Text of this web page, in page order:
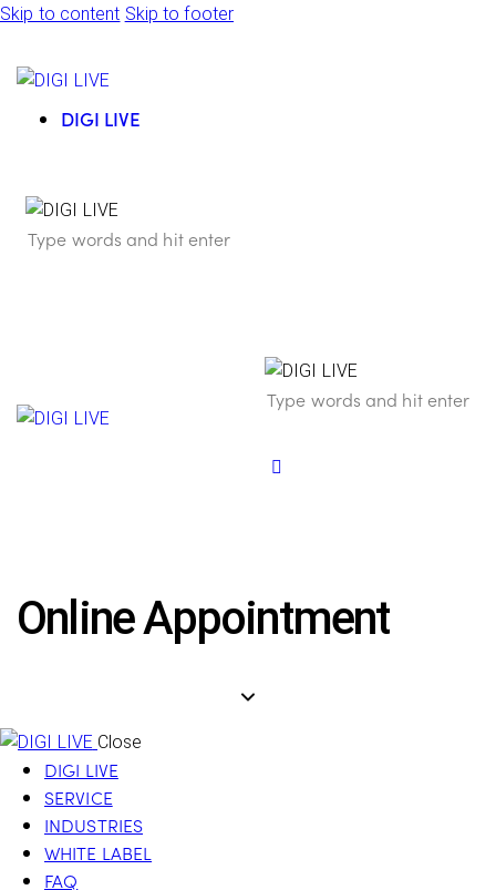
Skip to content Skip to footer
DIGI LIVE
Online Appointment
Close
DIGI LIVE
SERVICE
INDUSTRIES
WHITE LABEL
FAQ